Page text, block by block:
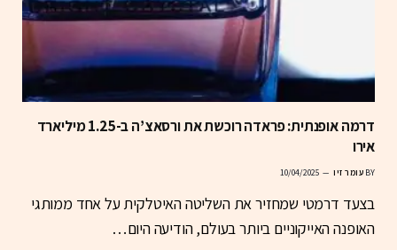
דרמה אופנתית: פראדה רוכשת את ורסאצ’ה ב-1.25 מיליארד
אירו
BY עומר זיו 10/04/2025
בצעד דרמטי שמחזיר את השליטה האיטלקית על אחד ממותגי
האופנה האייקוניים ביותר בעולם, הודיעה היום…